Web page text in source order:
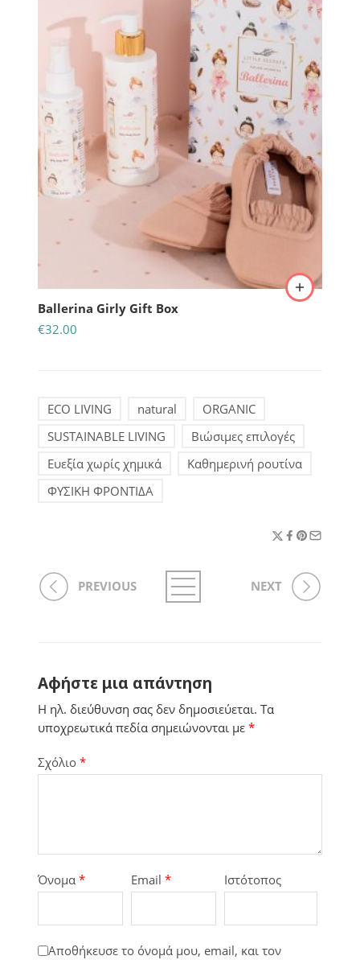
Ballerina Girly Gift Box
€32.00
ECO LIVING natural
ORGANIC
SUSTAINABLE LIVING
Βιώσιμες επιλογές
Ευεξία χωρίς χημικά
Καθημερινή ρουτίνα
ΦΥΣΙΚΗ ΦΡΟΝΤΙΔΑ
PREVIOUS NEXT
Αφήστε μια απάντηση
Η ηλ. διεύθυνση σας δεν δημοσιεύεται. Τα
υποχρεωτικά πεδία σημειώνονται με*
Σχόλιο*
Όνομα* Email* Ιστότοπος
Αποθήκευσε το όνομά μου, email, και τον